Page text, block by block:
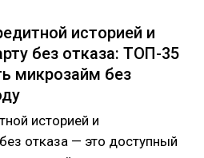
историей и
без отказа: ТОП-35
микрозайм без
историей и
отказа — это доступный